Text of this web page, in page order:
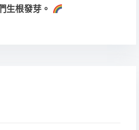
生根發芽。